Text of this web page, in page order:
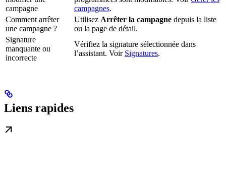
campagne
campagnes.
Comment arrêter
une campagne ?
Utilisez Arrêter la campagne depuis la liste
ou la page de détail.
Signature
manquante ou
incorrecte
Vérifiez la signature sélectionnée dans
l’assistant. Voir Signatures.
Liens rapides